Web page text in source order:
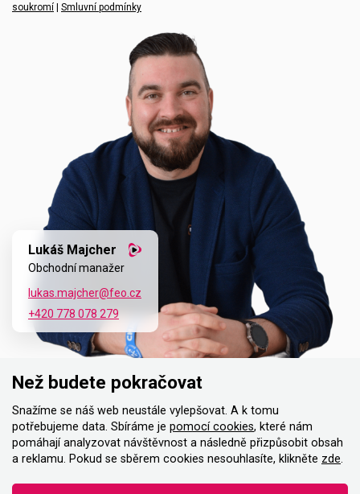
soukromí | Smluvní podmínky
Lukáš Majcher
Obchodní manažer
lukas.majcher@feo.cz
+420 778 078 279
Než budete pokračovat
Snažíme se náš web neustále vylepšovat. A k tomu
potřebujeme data. Sbíráme je pomocí cookies, které nám
pomáhají analyzovat návštěvnost a následně přizpůsobit obsah
a reklamu. Pokud se sběrem cookies nesouhlasíte, klikněte zde.